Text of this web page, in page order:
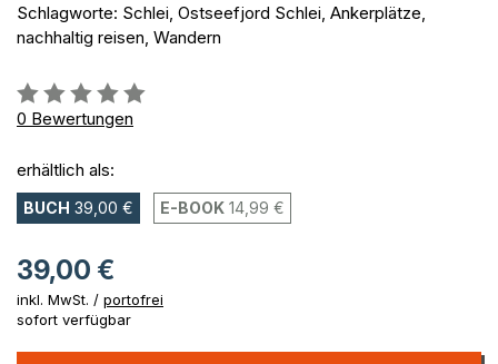
Schlagworte: Schlei, Ostseefjord Schlei, Ankerplätze,
nachhaltig reisen, Wandern
Bewertung::
0%
0 Bewertungen
erhältlich als:
BUCH 39,00 € E-BOOK 14,99 €
39,00 €
inkl. MwSt. / portofrei
sofort verfügbar